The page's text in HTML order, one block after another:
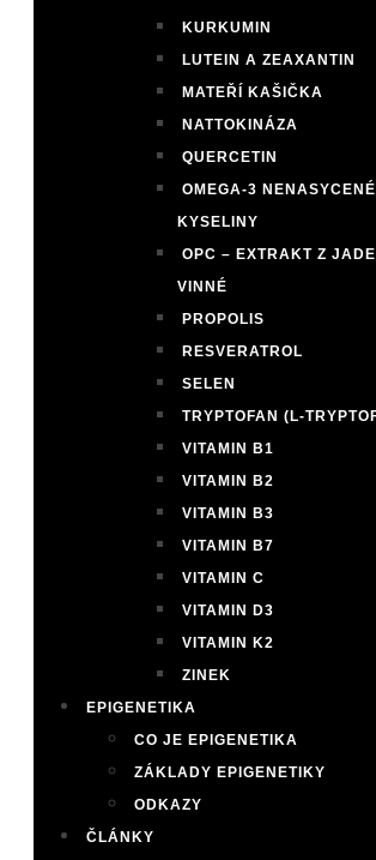
KURKUMIN
LUTEIN A ZEAXANTIN
MATEŘÍ KAŠIČKA
NATTOKINÁZA
QUERCETIN
OMEGA-3
KYSELINY
OPC – EXTRAKT Z
VINNÉ
PROPOLIS
RESVERATROL
SELEN
TRYPTOFAN (L-
VITAMIN B1
VITAMIN B2
VITAMIN B3
VITAMIN B7
VITAMIN C
VITAMIN D3
VITAMIN K2
ZINEK
EPIGENETIKA
CO JE EPIGENETIKA
ZÁKLADY EPIGENETIKY
ODKAZY
ČLÁNKY